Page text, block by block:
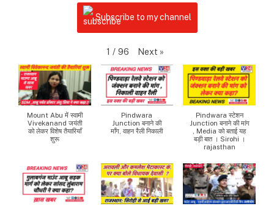
Subscribe to my channel
1 / 96 Next »
Mount Abu में स्वामी
Vivekanand जयंती
को लेकर विशेष तैयारियाँ
शुरू
Pindwara
Junction बनाने की
माँग, वाहन रैली निकाली
Pindwara स्टेशन
Junction बनाने की मांग
, Media को बताई यह
बड़ी बात । Sirohi ।
rajasthan